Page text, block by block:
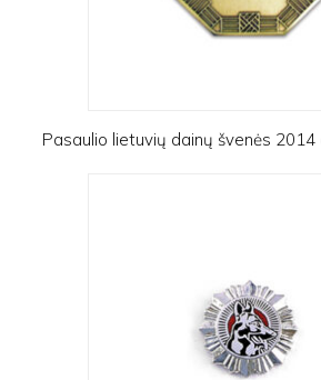
Pasaulio lietuvių dainų švenės